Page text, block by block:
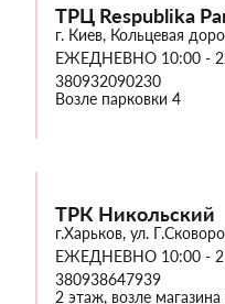
ТРЦ Respublika
г. Киев, Кольцевая
ЕЖЕДНЕВНО 10:00 -
380932090230
Возле парковки 4
ТРК Никольский
г.Харьков, ул.
ЕЖЕДНЕВНО 10:00 -
380938647939
2 этаж, возле